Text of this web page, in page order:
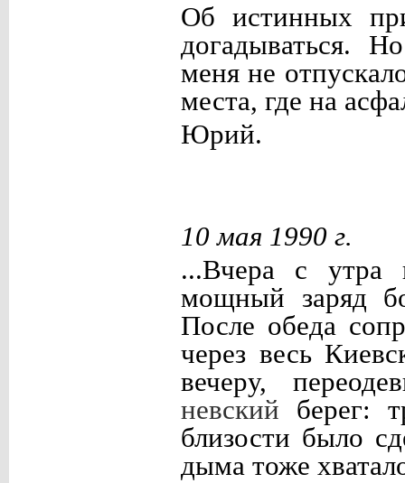
Об истинных
догадываться.
меня не
места, где на
Юрий.
10 мая 1990 г.
...Вчера с утра
мощный заряд
После обеда
через весь
вечеру,
невский берег:
близости было
дыма тоже